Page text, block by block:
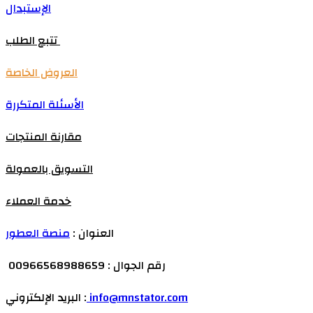
الإستبدال
تتبع الطلب
العروض الخاصة
الأسئلة المتكررة
مقارنة المنتجات
التسويق بالعمولة
خدمة العملاء
العنوان :منصة العطور
رقم الجوال : 00966568988659
البريد الإلكتروني :info@mnstator.com